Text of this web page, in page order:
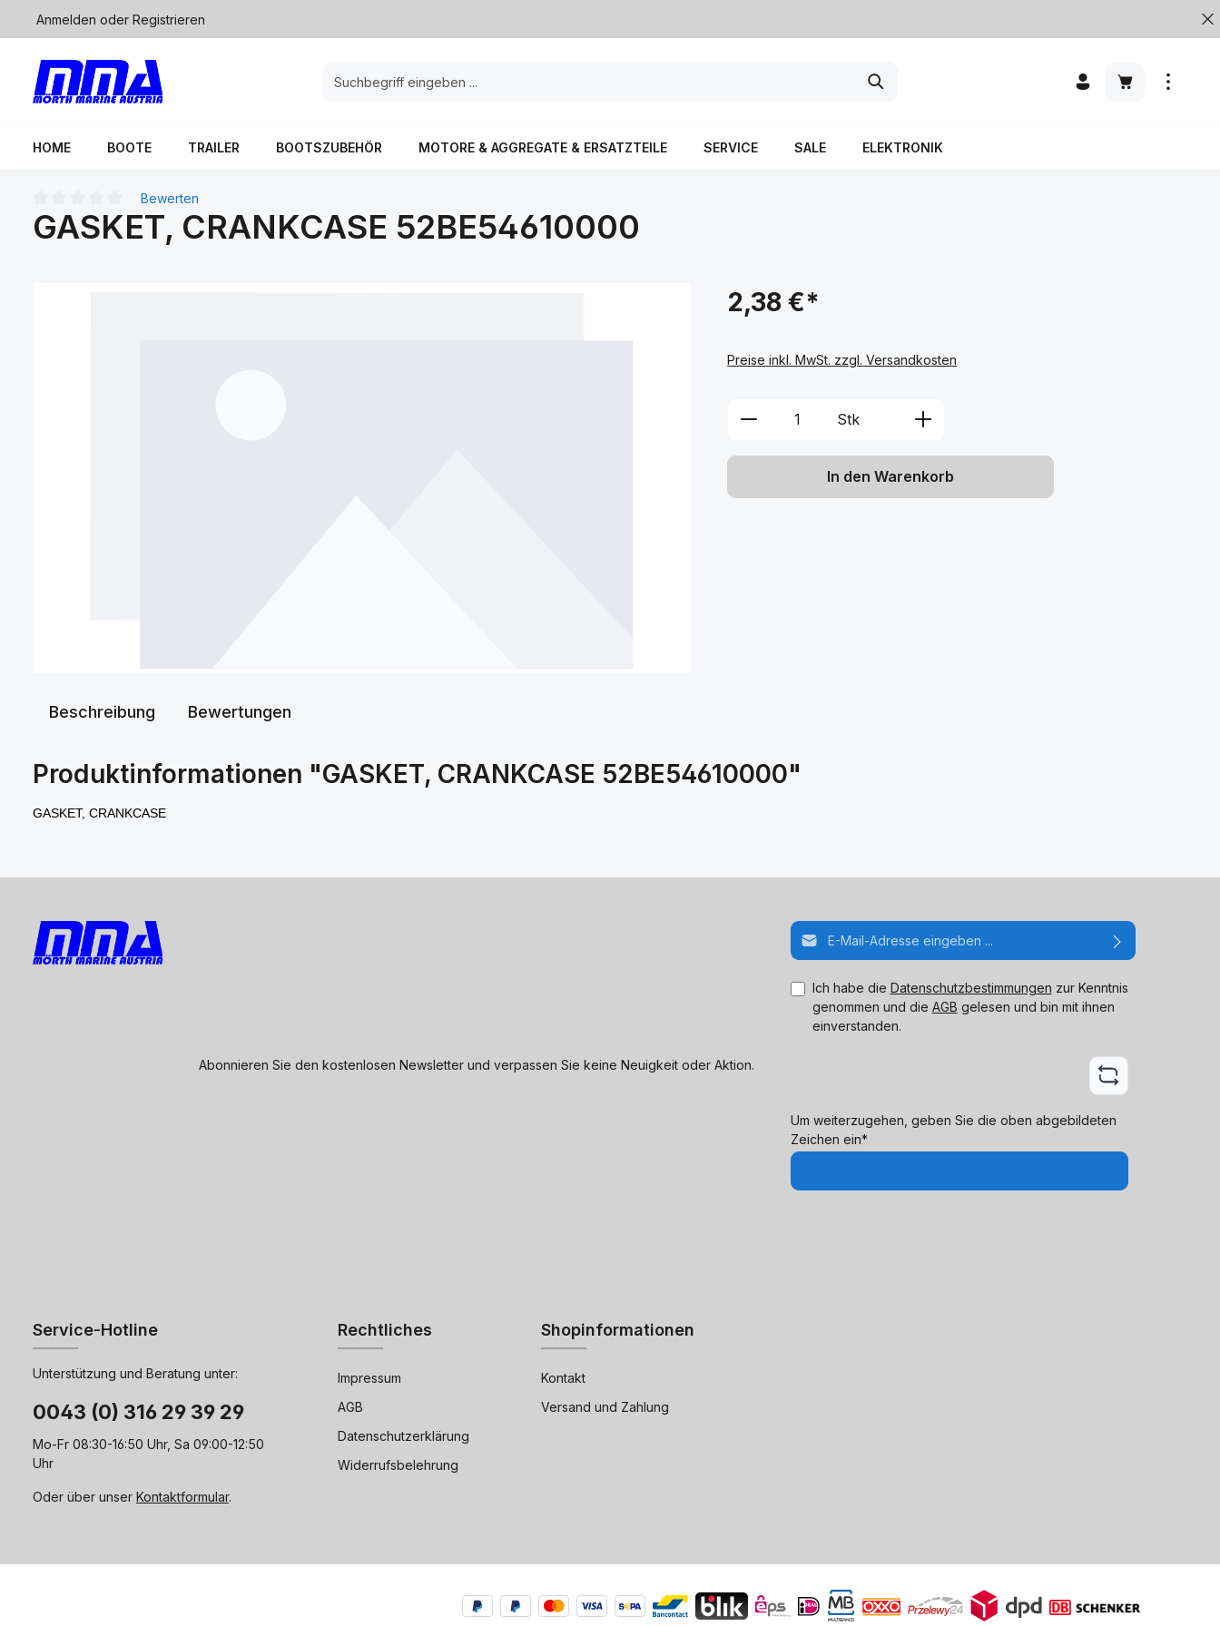
Zur Hauptnavigation springen
Anmelden oder Registrieren
HOME BOOTE TRAILER BOOTSZUBEHÖR MOTORE & AGGREGATE & ERSATZTEILE SERVICE SALE ELEKTRONIK
Durchschnittliche Bewertung von 0 von 5 Sternen
Bewerten
GASKET, CRANKCASE 52BE54610000
2,38 €*
Preise inkl. MwSt. zzgl. Versandkosten
Produkt Anzahl: Gib den gewünschten Wert
Stk
In den Warenkorb
Beschreibung Bewertungen
Produktinformationen "GASKET, CRANKCASE 52BE54610000"
GASKET, CRANKCASE
Abonnieren Sie den kostenlosen Newsletter und verpassen Sie keine Neuigkeit oder Aktion.
E-Mail-Adresse*
Ich habe die Datenschutzbestimmungen zur Kenntnis
genommen und die AGB gelesen und bin mit ihnen
einverstanden.
Um weiterzugehen, geben Sie die oben abgebildeten
Zeichen ein*
Service-Hotline
Unterstützung und Beratung unter:
0043 (0) 316 29 39 29
Mo-Fr 08:30-16:50 Uhr, Sa 09:00-12:50
Uhr
Oder über unser Kontaktformular.
Rechtliches
Impressum
AGB
Datenschutzerklärung
Widerrufsbelehrung
Shopinformationen
Kontakt
Versand und Zahlung